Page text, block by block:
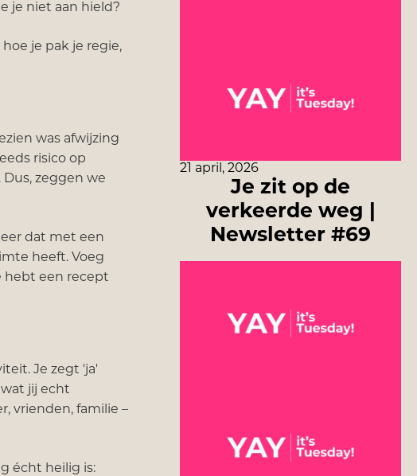
je niet aan hield?
je pak je regie,
was afwijzing
risico op
zeggen we
dat met een
heeft. Voeg
hebt een recept
Je zegt 'ja'
jij echt
vrienden, familie –
écht heilig is:
21 april, 2026
Je zit op de
verkeerde weg |
Newsletter #69